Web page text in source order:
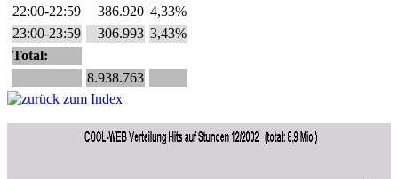
22:00-22:59
386.920 4,33%
23:00-23:59
306.993 3,43%
Total:
8.938.763